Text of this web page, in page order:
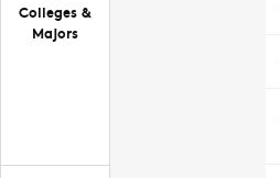
Colleges &
Majors